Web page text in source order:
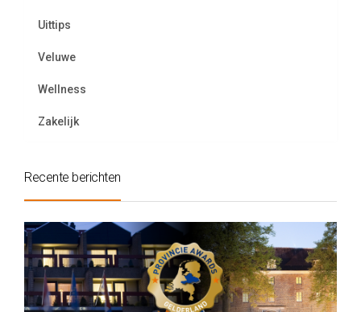
Uittips
Veluwe
Wellness
Zakelijk
Recente berichten